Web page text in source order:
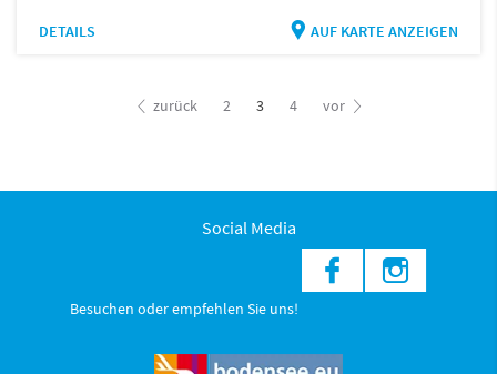
DETAILS AUF KARTE ANZEIGEN
zurück 2 3 4 vor
Social Media
Besuchen oder empfehlen Sie uns!